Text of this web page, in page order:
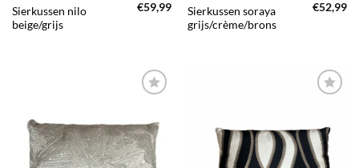
Sierkussen nilo
beige/grijs
€59,99
Sierkussen soraya
grijs/crème/brons
€52,99
TOEVOEGEN
AAN JOUW
FAVORIETEN
TOEVOEGEN
AAN JOUW
FAVORIETEN